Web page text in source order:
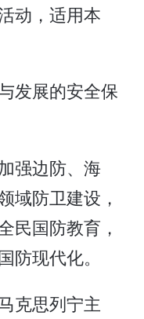
动，适用本
发展的安全保
强边防、海
域防卫建设，
民国防教育，
防现代化。
克思列宁主